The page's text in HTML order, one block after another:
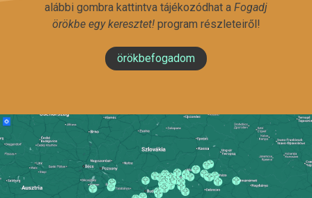
alábbi gombra kattintva tájékozódhat a Fogadj
örökbe egy keresztet!program részleteiről!
örökbefogadom